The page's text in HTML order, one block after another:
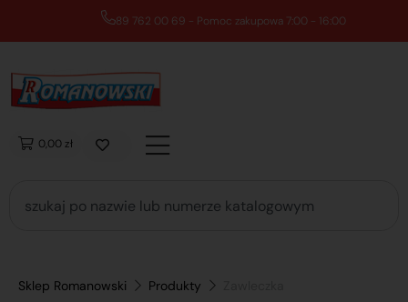
89 762 00 69 - Pomoc zakupowa 7:00 - 16:00
0,00 zł
Sklep Romanowski Produkty